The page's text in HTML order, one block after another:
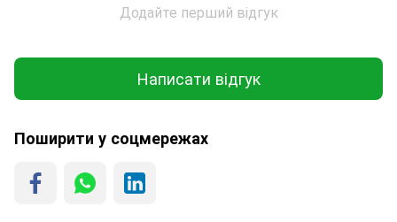
Додайте перший відгук
Написати відгук
Поширити у соцмережах